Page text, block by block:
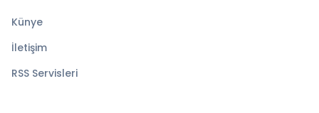
Künye
İletişim
RSS Servisleri